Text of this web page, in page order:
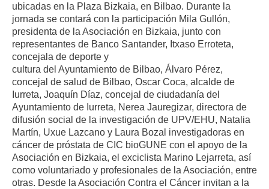
ubicadas en la Plaza Bizkaia, en Bilbao. Durante la
jornada se contará con la participación Mila Gullón,
presidenta de la Asociación en Bizkaia, junto con
representantes de Banco Santander, Itxaso Erroteta,
concejala de deporte y
cultura del Ayuntamiento de Bilbao, Álvaro Pérez,
concejal de salud de Bilbao, Oscar Coca, alcalde de
Iurreta, Joaquín Díaz, concejal de ciudadanía del
Ayuntamiento de Iurreta, Nerea Jauregizar, directora de
difusión social de la investigación de UPV/EHU, Natalia
Martín, Uxue Lazcano y Laura Bozal investigadoras en
cáncer de próstata de CIC bioGUNE con el apoyo de la
Asociación en Bizkaia, el exciclista Marino Lejarreta, así
como voluntariado y profesionales de la Asociación, entre
otras. Desde la Asociación Contra el Cáncer invitan a la